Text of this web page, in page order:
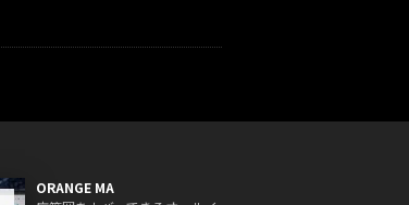
ORANGE MA